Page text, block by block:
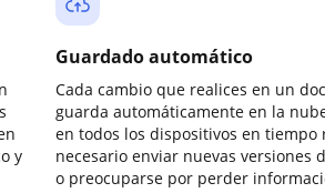
y
Guardado automático
Cada cambio que realices en un
guarda automáticamente en la
en todos los dispositivos en tiempo
necesario enviar nuevas versiones
o preocuparse por perder